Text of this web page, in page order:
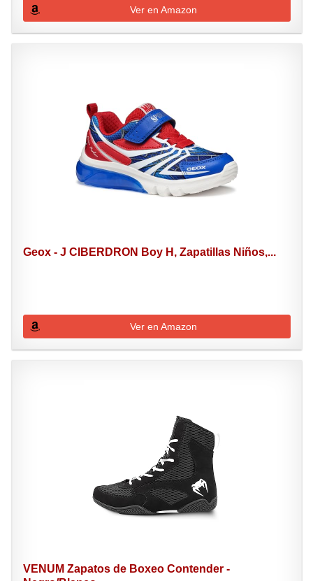
Ver en Amazon
Geox - J CIBERDRON Boy H, Zapatillas Niños,...
Ver en Amazon
VENUM Zapatos de Boxeo Contender -